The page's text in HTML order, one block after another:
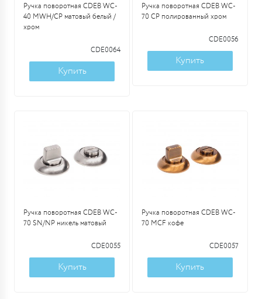
Ручка поворотная CDEB WC-
40 MWH/CP матовый белый /
хром
CDE0064
Купить
Ручка поворотная CDEB WC-
70 CP полированный хром
CDE0056
Купить
Ручка поворотная CDEB WC-
70 SN/NP никель матовый
CDE0055
Купить
Ручка поворотная CDEB WC-
70 MCF кофе
CDE0057
Купить